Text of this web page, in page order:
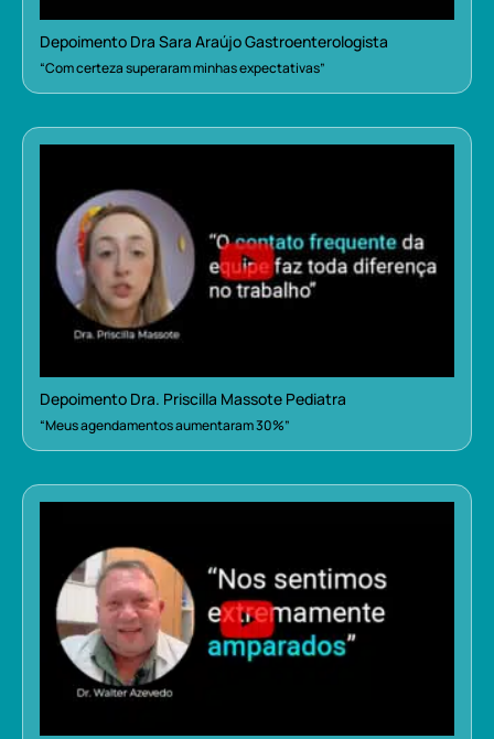
Depoimento Dra Sara Araújo Gastroenterologista
“Com certeza superaram minhas expectativas”
Depoimento Dra. Priscilla Massote Pediatra
“Meus agendamentos aumentaram 30%”